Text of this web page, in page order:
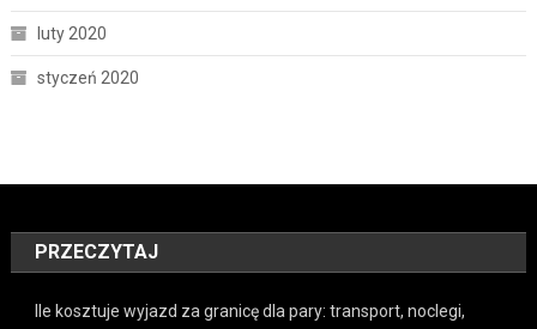
luty 2020
styczeń 2020
PRZECZYTAJ
Ile kosztuje wyjazd za granicę dla pary: transport, noclegi,